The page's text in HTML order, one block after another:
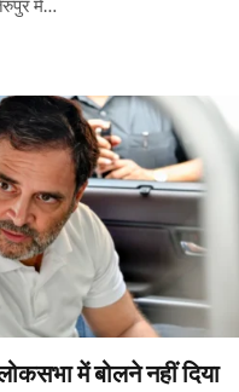
में…
में बोलने नहीं दिया